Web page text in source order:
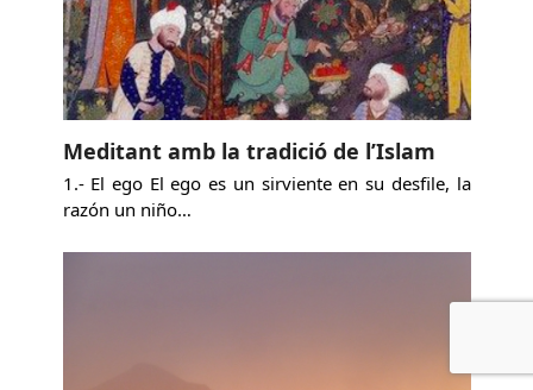
Meditant amb la tradició de l’Islam
1.- El ego El ego es un sirviente en su desfile, la
razón un niño…